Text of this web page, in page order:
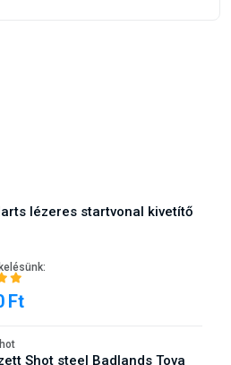
lézeres startvonal kivetítő
Ft
Shot steel Badlands Tova